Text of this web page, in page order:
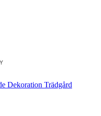
Dekoration Trädgård